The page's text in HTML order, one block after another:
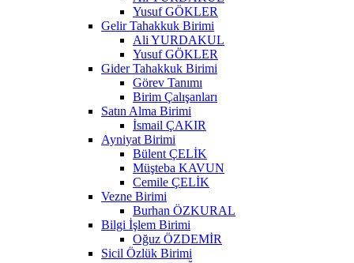
Yusuf GÖKLER
Gelir Tahakkuk Birimi
Ali YURDAKUL
Yusuf GÖKLER
Gider Tahakkuk Birimi
Görev Tanımı
Birim Çalışanları
Satın Alma Birimi
İsmail ÇAKIR
Ayniyat Birimi
Bülent ÇELİK
Müşteba KAVUN
Cemile ÇELİK
Vezne Birimi
Burhan ÖZKURAL
Bilgi İşlem Birimi
Oğuz ÖZDEMİR
Sicil Özlük Birimi